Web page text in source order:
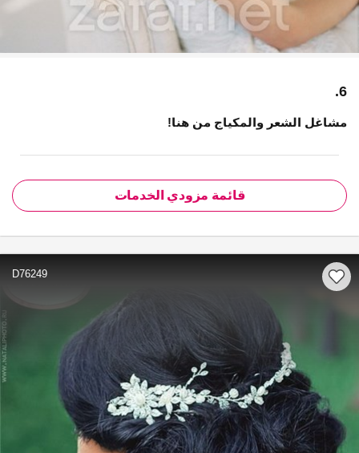
6.
مشاغل الشعر والمكياج من هنا!
قائمة مزودي الخدمات
D76249